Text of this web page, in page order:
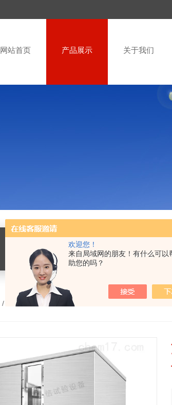
欢迎您！
来自局域网的朋友！有什么可以
助您的吗？
网站首页 产品展示 关于我们
/ PRODUCTS